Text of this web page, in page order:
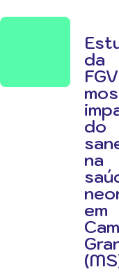
da
FGV
do
na
em